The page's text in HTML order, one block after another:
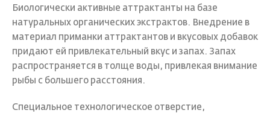
Биологически активные аттрактанты на базе
натуральных органических экстрактов. Внедрение в
материал приманки аттрактантов и вкусовых добавок
придают ей привлекательный вкус и запах. Запах
распространяется в толще воды, привлекая внимание
рыбы с большего расстояния.
Специальное технологическое отверстие,